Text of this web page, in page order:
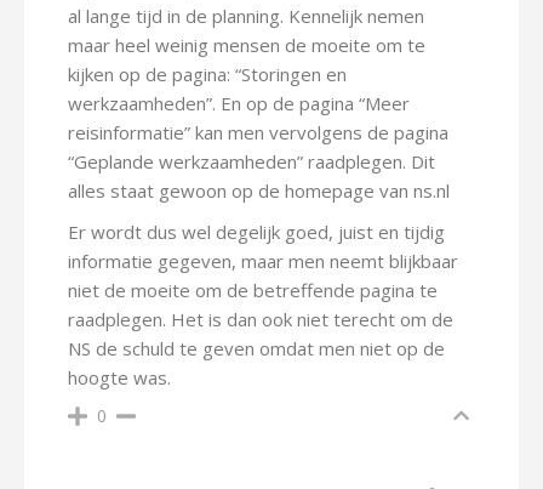
al lange tijd in de planning. Kennelijk nemen
maar heel weinig mensen de moeite om te
kijken op de pagina: “Storingen en
werkzaamheden”. En op de pagina “Meer
reisinformatie” kan men vervolgens de pagina
“Geplande werkzaamheden” raadplegen. Dit
alles staat gewoon op de homepage van ns.nl
Er wordt dus wel degelijk goed, juist en tijdig
informatie gegeven, maar men neemt blijkbaar
niet de moeite om de betreffende pagina te
raadplegen. Het is dan ook niet terecht om de
NS de schuld te geven omdat men niet op de
hoogte was.
0